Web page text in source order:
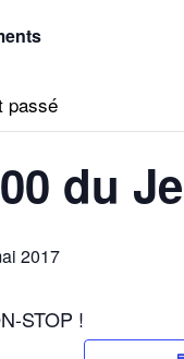
passé
du
2017
STOP !